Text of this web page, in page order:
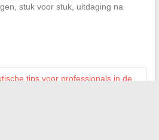
stuk voor stuk, uitdaging na
tips voor professionals in de